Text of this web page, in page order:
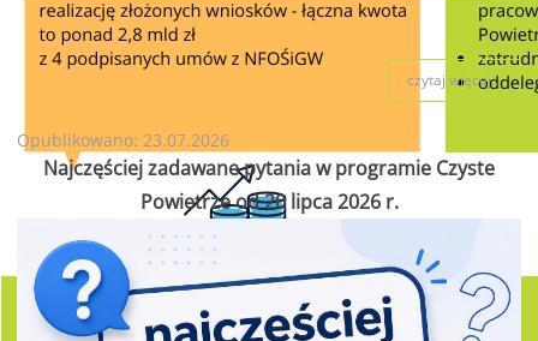
czytaj więcej...
Opublikowano: 23.07.2026
Najczęściej zadawane pytania w programie Czyste
Powietrze od 20 lipca 2026 r.